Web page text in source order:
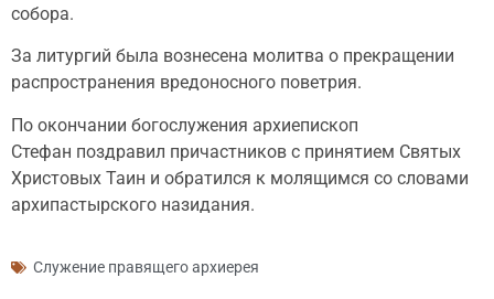
собора.
За литургий была вознесена молитва о прекращении
распространения вредоносного поветрия.
По окончании богослужения архиепископ
Стефан поздравил причастников с принятием Святых
Христовых Таин и обратился к молящимся со словами
архипастырского назидания.
Служение правящего архиерея